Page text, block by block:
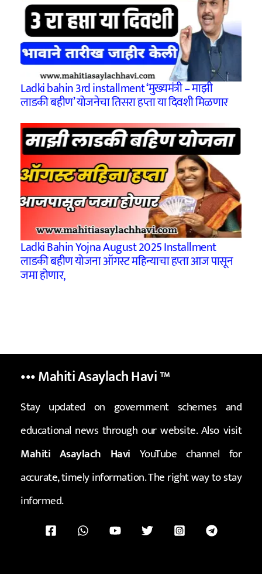
Ladki bahin 3rd installment ‘मुख्यमंत्री – माझी
लाडकी बहीण’ योजनेचा तिसरा हप्ता या दिवशी मिळणार
Ladki Bahin Yojna August 2025 Installment
लाडकी बहीण योजना ऑगस्ट महिन्याचा हप्ता आज पासून
जमा होणार,
••• Mahiti Asaylach Havi™
Stay updated on government schemes and
educational news through our website. Also visit
Mahiti Asaylach Havi YouTube channel for
accurate, timely information. The right way to stay
informed.